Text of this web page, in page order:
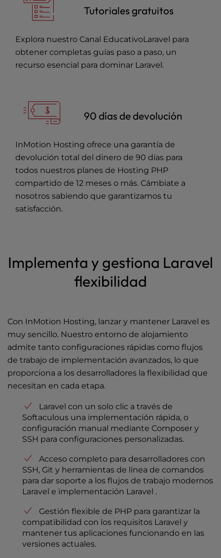
Tutoriales gratuitos
Explora nuestro Canal EducativoLaravel para
obtener completas guías paso a paso, un
recurso esencial para dominar Laravel.
90 días de devolución
InMotion Hosting ofrece una garantía de
devolución total del dinero de 90 días para
todos nuestros planes de Hosting PHP
compartido de 12 meses o más. Cámbiate a
nosotros sabiendo que garantizamos tu
satisfacción.
Implementa y gestiona Laravel
flexibilidad
Con InMotion Hosting, lanzar y mantener Laravel es
muy sencillo. Nuestro entorno de alojamiento
admite tanto configuraciones rápidas como flujos
de trabajo de implementación avanzados, lo que
proporciona a los desarrolladores la flexibilidad que
necesitan en cada etapa.
Laravel con un solo clic a través de
Softaculous una implementación rápida, o
configuración manual mediante Composer y
SSH para configuraciones personalizadas.
Acceso completo para desarrolladores con
SSH, Git y herramientas de línea de comandos
para dar soporte a los flujos de trabajo modernos
Laravel e implementación Laravel .
Gestión flexible de PHP para garantizar la
compatibilidad con los requisitos Laravel y
mantener tus aplicaciones funcionando en las
versiones actuales.